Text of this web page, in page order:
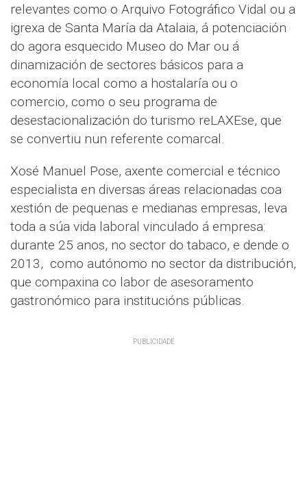
relevantes como o Arquivo Fotográfico Vidal ou a
igrexa de Santa María da Atalaia, á potenciación
do agora esquecido Museo do Mar ou á
dinamización de sectores básicos para a
economía local como a hostalaría ou o
comercio, como o seu programa de
desestacionalización do turismo reLAXEse, que
se convertiu nun referente comarcal.
Xosé Manuel Pose, axente comercial e técnico
especialista en diversas áreas relacionadas coa
xestión de pequenas e medianas empresas, leva
toda a súa vida laboral vinculado á empresa:
durante 25 anos, no sector do tabaco, e dende o
2013, como autónomo no sector da distribución,
que compaxina co labor de asesoramento
gastronómico para institucións públicas.